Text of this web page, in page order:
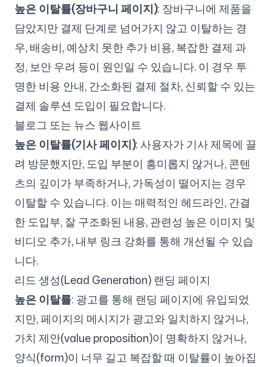
높은 이탈률(장바구니 페이지): 장바구니에 제품을
담았지만 결제 단계로 넘어가지 않고 이탈하는 경
우, 배송비, 예상치 못한 추가 비용, 복잡한 결제 과
정, 보안 우려 등이 원인일 수 있습니다. 이 경우 투
명한 비용 안내, 간소화된 결제 절차, 신뢰할 수 있는
결제 솔루션 도입이 필요합니다.
블로그 또는 뉴스 웹사이트
높은 이탈률(기사 페이지): 사용자가 기사 제목에 끌
려 방문했지만, 도입 부분이 흥미롭지 않거나, 콘텐
츠의 깊이가 부족하거나, 가독성이 떨어지는 경우
이탈할 수 있습니다. 이는 매력적인 헤드라인, 간결
한 도입부, 잘 구조화된 내용, 관련성 높은 이미지 및
비디오 추가, 내부 링크 강화를 통해 개선될 수 있습
니다.
리드 생성(Lead Generation) 랜딩 페이지
높은 이탈률: 광고를 통해 랜딩 페이지에 유입되었
지만, 페이지의 메시지가 광고와 일치하지 않거나,
가치 제안(value proposition)이 명확하지 않거나,
양식(form)이 너무 길고 복잡할 때 이탈률이 높아집